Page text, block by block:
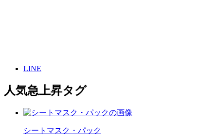
LINE
人気急上昇タグ
シートマスク・パック